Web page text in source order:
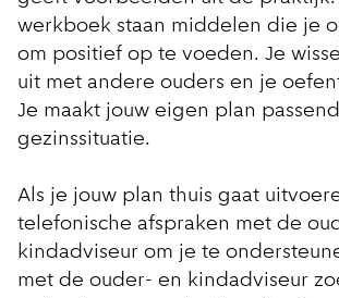
werkboek staan middelen die je
om positief op te voeden. Je
uit met andere ouders en je
Je maakt jouw eigen plan
gezinssituatie.
Als je jouw plan thuis gaat
telefonische afspraken met de
kindadviseur om je te
met de ouder- en kindadviseur